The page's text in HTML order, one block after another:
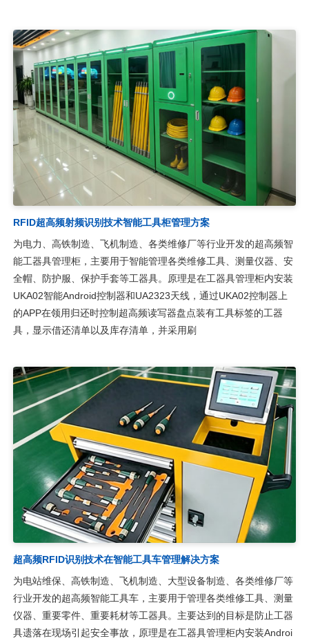
RFID超高频射频识别技术智能工具柜管理方案
为电力、高铁制造、飞机制造、各类维修厂等行业开发的超高频智
能工器具管理柜，主要用于智能管理各类维修工具、测量仪器、安
全帽、防护服、保护手套等工器具。原理是在工器具管理柜内安装
UKA02智能Android控制器和UA2323天线，通过UKA02控制器上
的APP在领用归还时控制超高频读写器盘点装有工具标签的工器
具，显示借还清单以及库存清单，并采用刷
超高频RFID识别技术在智能工具车管理解决方案
为电站维保、高铁制造、飞机制造、大型设备制造、各类维修厂等
行业开发的超高频智能工具车，主要用于管理各类维修工具、测量
仪器、重要零件、重要耗材等工器具。主要达到的目标是防止工器
具遗落在现场引起安全事故，原理是在工器具管理柜内安装Androi